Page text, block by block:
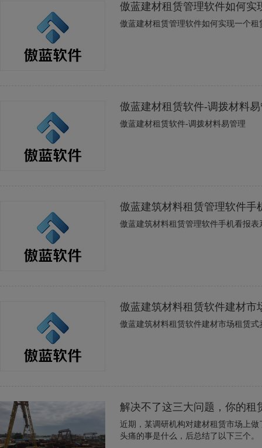
傲蓝建材租赁管理软件如何实
傲蓝建材租赁管理软件如何实现一个租
傲蓝建材租赁软件-调拨材料
傲蓝建材租赁软件-调拨材料易管理
傲蓝建筑材料租赁管理软件手
傲蓝建筑材料租赁管理软件手机看报表
傲蓝建筑材料租赁软件建材市
傲蓝建筑材料租赁软件建材市场租赁式
解决不了这三大问题，你的租
近期，某调研机构对建材租赁市场上
头痛的事是什么，后总结了以下三个。